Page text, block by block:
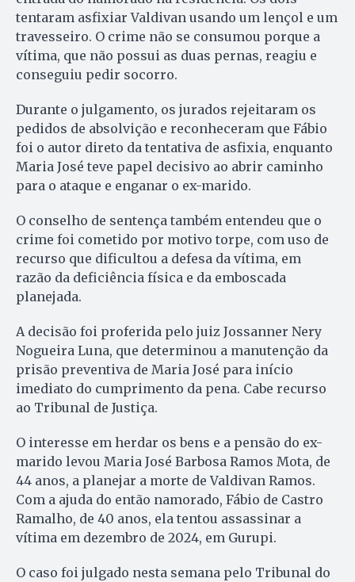
tentaram asfixiar Valdivan usando um lençol e um
travesseiro. O crime não se consumou porque a
vítima, que não possui as duas pernas, reagiu e
conseguiu pedir socorro.
Durante o julgamento, os jurados rejeitaram os
pedidos de absolvição e reconheceram que Fábio
foi o autor direto da tentativa de asfixia, enquanto
Maria José teve papel decisivo ao abrir caminho
para o ataque e enganar o ex-marido.
O conselho de sentença também entendeu que o
crime foi cometido por motivo torpe, com uso de
recurso que dificultou a defesa da vítima, em
razão da deficiência física e da emboscada
planejada.
A decisão foi proferida pelo juiz Jossanner Nery
Nogueira Luna, que determinou a manutenção da
prisão preventiva de Maria José para início
imediato do cumprimento da pena. Cabe recurso
ao Tribunal de Justiça.
O interesse em herdar os bens e a pensão do ex-
marido levou Maria José Barbosa Ramos Mota, de
44 anos, a planejar a morte de Valdivan Ramos.
Com a ajuda do então namorado, Fábio de Castro
Ramalho, de 40 anos, ela tentou assassinar a
vítima em dezembro de 2024, em Gurupi.
O caso foi julgado nesta semana pelo Tribunal do